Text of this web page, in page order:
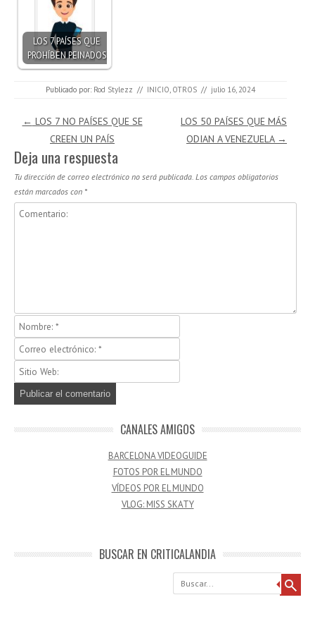
LOS 7 PAÍSES QUE
PROHÍBEN PEINADOS
Publicado por: Rod Stylezz // INICIO OTROS // julio 16, 2024
Navegación de entradas
← LOS 7 NO PAÍSES QUE SE
CREEN UN PAÍS
LOS 50 PAÍSES QUE MÁS
ODIAN A VENEZUELA →
Deja una respuesta
Tu dirección de correo electrónico no será publicada. Los campos obligatorios
están marcados con *
CANALES AMIGOS
BARCELONA VIDEOGUIDE
FOTOS POR EL MUNDO
VÍDEOS POR EL MUNDO
VLOG: MISS SKATY
BUSCAR EN CRITICALANDIA
Buscar